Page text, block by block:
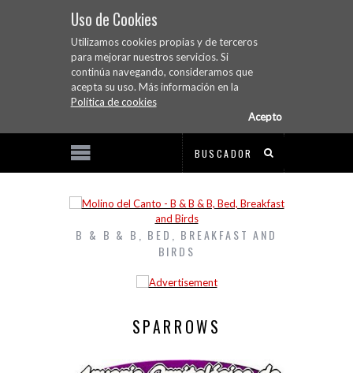
Uso de Cookies
Utilizamos cookies propias y de terceros
para mejorar nuestros servicios. Si
continúa navegando, consideramos que
acepta su uso. Más información en la
Política de cookies
Acepto
B & B & B, BED, BREAKFAST AND
BIRDS
SPARROWS